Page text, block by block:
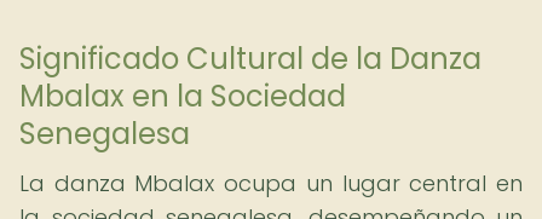
Significado Cultural de la Danza
Mbalax en la Sociedad
Senegalesa
La danza Mbalax ocupa un lugar central en